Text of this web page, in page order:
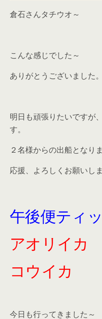
倉石さんタチウオ～
こんな感じでした～
ありがとうございました
明日も頑張りたいですが
す。
２名様からの出船となり
応援、よろしくお願いし
午後便ティ
アオリイカ
コウイカ
今日も行ってきました～